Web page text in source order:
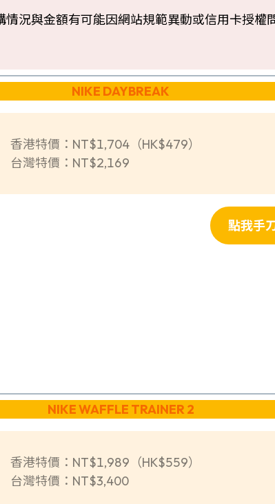
況與金額有可能因網站規範異動或信用卡授權
NIKE DAYBREAK
香港特價：NT$1,704（HK$479）
台灣特價：NT$2,169
點我手
NIKE WAFFLE TRAINER 2
香港特價：NT$1,989（HK$559）
台灣特價：NT$3,400